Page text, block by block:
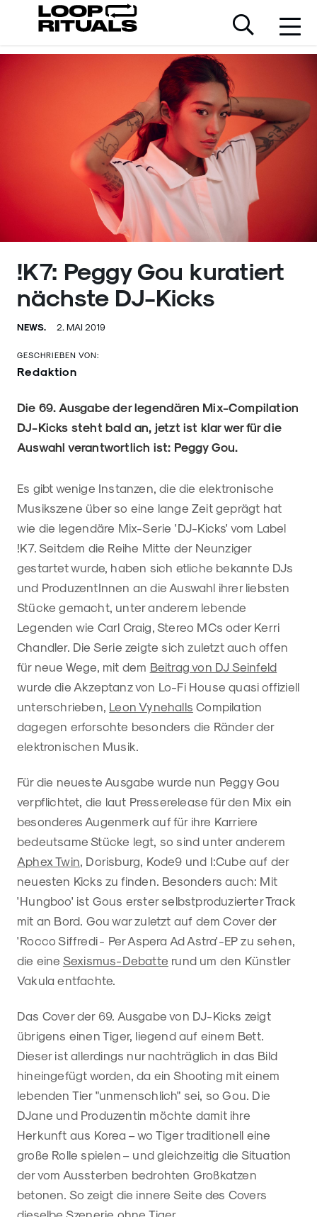
!K7: Peggy Gou kuratiert
nächste DJ-Kicks
NEWS. 2. MAI 2019
GESCHRIEBEN VON:
Redaktion
Die 69. Ausgabe der legendären Mix-Compilation
DJ-Kicks steht bald an, jetzt ist klar wer für die
Auswahl verantwortlich ist: Peggy Gou.
Es gibt wenige Instanzen, die die elektronische
Musikszene über so eine lange Zeit geprägt hat
wie die legendäre Mix-Serie 'DJ-Kicks' vom Label
!K7. Seitdem die Reihe Mitte der Neunziger
gestartet wurde, haben sich etliche bekannte DJs
und ProduzentInnen an die Auswahl ihrer liebsten
Stücke gemacht, unter anderem lebende
Legenden wie Carl Craig, Stereo MCs oder Kerri
Chandler. Die Serie zeigte sich zuletzt auch offen
für neue Wege, mit dem Beitrag von DJ Seinfeld
wurde die Akzeptanz von Lo-Fi House quasi offiziell
unterschrieben, Leon Vynehalls Compilation
dagegen erforschte besonders die Ränder der
elektronischen Musik.
Für die neueste Ausgabe wurde nun Peggy Gou
verpflichtet, die laut Presserelease für den Mix ein
besonderes Augenmerk auf für ihre Karriere
bedeutsame Stücke legt, so sind unter anderem
Aphex Twin , Dorisburg, Kode9 und I:Cube auf der
neuesten Kicks zu finden. Besonders auch: Mit
'Hungboo' ist Gous erster selbstproduzierter Track
mit an Bord. Gou war zuletzt auf dem Cover der
'Rocco Siffredi - Per Aspera Ad Astra'-EP zu sehen,
die eine Sexismus-Debatte rund um den Künstler
Vakula entfachte.
Das Cover der 69. Ausgabe von DJ-Kicks zeigt
übrigens einen Tiger, liegend auf einem Bett.
Dieser ist allerdings nur nachträglich in das Bild
hineingefügt worden, da ein Shooting mit einem
lebenden Tier "unmenschlich" sei, so Gou. Die
DJane und Produzentin möchte damit ihre
Herkunft aus Korea – wo Tiger traditionell eine
große Rolle spielen – und gleichzeitig die Situation
der vom Aussterben bedrohten Großkatzen
betonen. So zeigt die innere Seite des Covers
dieselbe Szenerie ohne Tiger.